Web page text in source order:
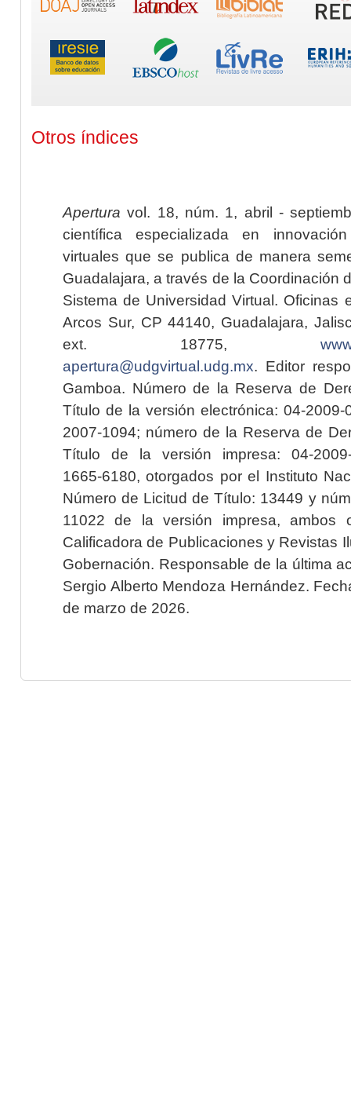
Otros índices
Apertura vol. 18, núm. 1, abril -
científica especializada en
virtuales que se publica de manera
Guadalajara, a través de la Coordinación
Sistema de Universidad Virtual. Oficinas
Arcos Sur, CP 44140, Guadalajara,
ext. 18775,
apertura@udgvirtual.udg.mx. Editor
Gamboa. Número de la Reserva de
Título de la versión electrónica: 04-2009-
2007-1094; número de la Reserva de
Título de la versión impresa: 04-2009-
1665-6180, otorgados por el Instituto
Número de Licitud de Título: 13449 y
11022 de la versión impresa, ambos
Calificadora de Publicaciones y Revistas
Gobernación. Responsable de la última
Sergio Alberto Mendoza Hernández.
de marzo de 2026.